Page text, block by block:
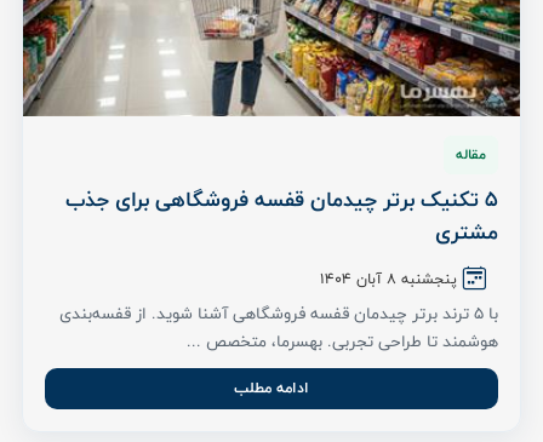
مقاله
5 تکنیک برتر چیدمان قفسه فروشگاهی برای جذب
مشتری
پنجشنبه ۸ آبان ۱۴۰۴
با ۵ ترند برتر چیدمان قفسه فروشگاهی آشنا شوید. از قفسه‌بندی
هوشمند تا طراحی تجربی. بهسرما، متخصص ...
ادامه مطلب